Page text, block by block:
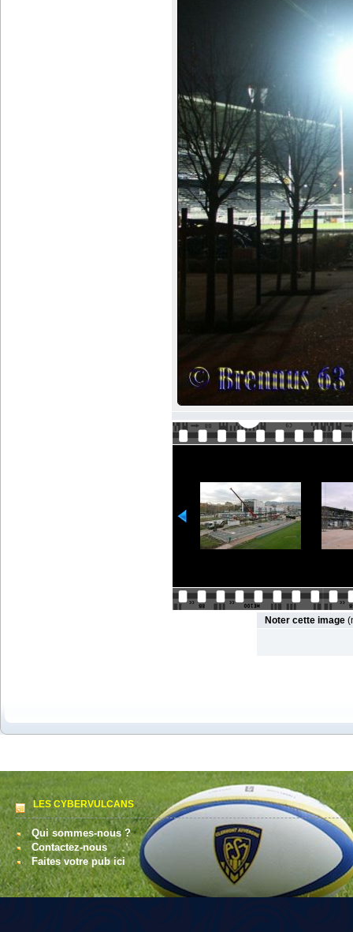
Noter cette image
LES CYBERVULCANS
Qui sommes-nous ?
Contactez-nous
Faites votre pub ici